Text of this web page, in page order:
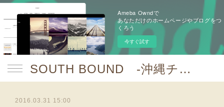
Ameba Owndで
あなただけのホームページやブログをつ
くろう
今すぐ試す
SOUTH BOUND -沖縄チャンプルお囃子コア-
2016.03.31 15:00